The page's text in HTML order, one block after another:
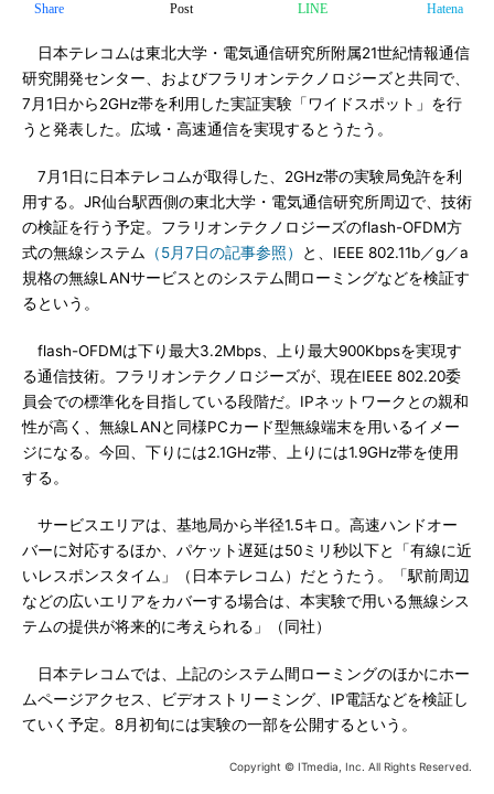
Share Post LINE Hatena
日本テレコムは東北大学・電気通信研究所附属21世紀情報通信
研究開発センター、およびフラリオンテクノロジーズと共同で、
7月1日から2GHz帯を利用した実証実験「ワイドスポット」を行
うと発表した。広域・高速通信を実現するとうたう。
7月1日に日本テレコムが取得した、2GHz帯の実験局免許を利
用する。JR仙台駅西側の東北大学・電気通信研究所周辺で、技術
の検証を行う予定。フラリオンテクノロジーズのflash-OFDM方
式の無線システム （5月7日の記事参照）
と、IEEE 802.11b／g／a
規格の無線LANサービスとのシステム間ローミングなどを検証す
るという。
flash-OFDMは下り最大3.2Mbps、上り最大900Kbpsを実現す
る通信技術。フラリオンテクノロジーズが、現在IEEE 802.20委
員会での標準化を目指している段階だ。IPネットワークとの親和
性が高く、無線LANと同様PCカード型無線端末を用いるイメー
ジになる。今回、下りには2.1GHz帯、上りには1.9GHz帯を使用
する。
サービスエリアは、基地局から半径1.5キロ。高速ハンドオー
バーに対応するほか、パケット遅延は50ミリ秒以下と「有線に近
いレスポンスタイム」（日本テレコム）だとうたう。「駅前周辺
などの広いエリアをカバーする場合は、本実験で用いる無線シス
テムの提供が将来的に考えられる」（同社）
日本テレコムでは、上記のシステム間ローミングのほかにホー
ムページアクセス、ビデオストリーミング、IP電話などを検証し
ていく予定。8月初旬には実験の一部を公開するという。
Copyright © ITmedia, Inc. All Rights Reserved.